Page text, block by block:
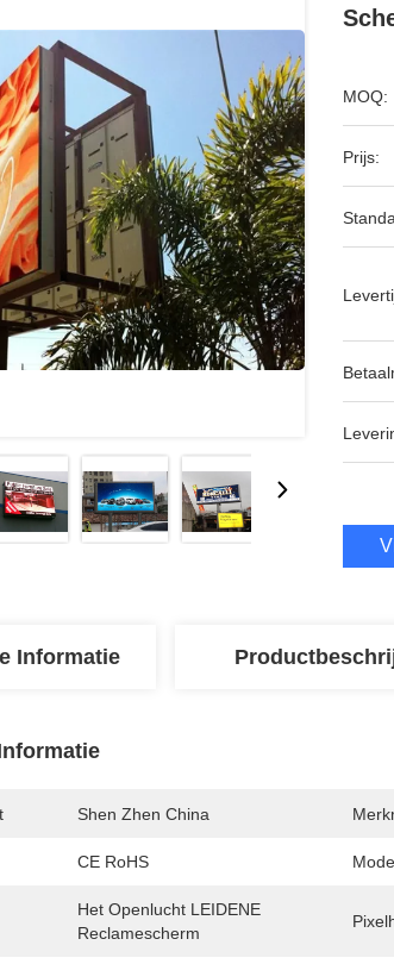
MOQ:
Prijs:
Informatie
Shen Zhen China
CE RoHS
Het Openlucht LEIDENE
Reclamescherm